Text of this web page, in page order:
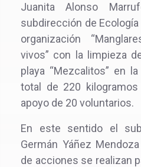
Juanita Alonso
subdirección de
organización
vivos” con la limpieza
playa “Mezcalitos” en
total de 220
apoyo de 20 voluntarios.
En este sentido el
Germán Yáñez
de acciones se realizan